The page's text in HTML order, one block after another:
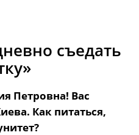
съедать
Петровна! Вас
Как питаться,